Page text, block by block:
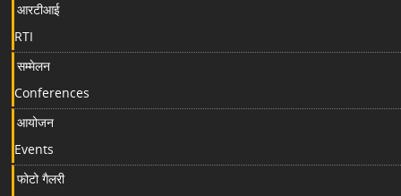
आरटीआई
RTI
सम्मेलन
Conferences
आयोजन
Events
फोटो गैलरी